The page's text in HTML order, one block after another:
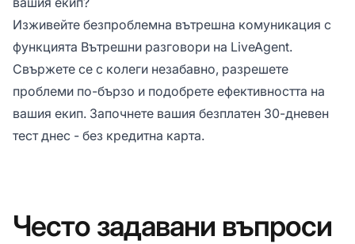
Изживейте безпроблемна вътрешна комуникация с
функцията Вътрешни разговори на LiveAgent.
Свържете се с колеги незабавно, разрешете
проблеми по-бързо и подобрете ефективността на
вашия екип. Започнете вашия безплатен 30-дневен
тест днес - без кредитна карта.
Често задавани въпроси